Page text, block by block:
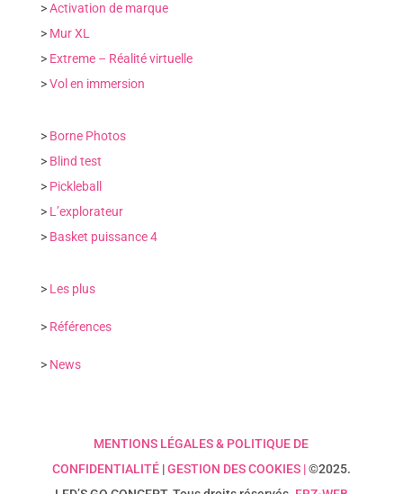
>Activation de marque
> Mur XL
> Extreme – Réalité virtuelle
>Vol en immersion
> Borne Photos
> Blind test
> Pickleball
> L’explorateur
> Basket puissance 4
> Les plus
> Références
> News
MENTIONS LÉGALES & POLITIQUE DE
CONFIDENTIALITÉ|GESTION DES COOKIES |©2025.